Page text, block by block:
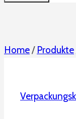
Home/ Produkte